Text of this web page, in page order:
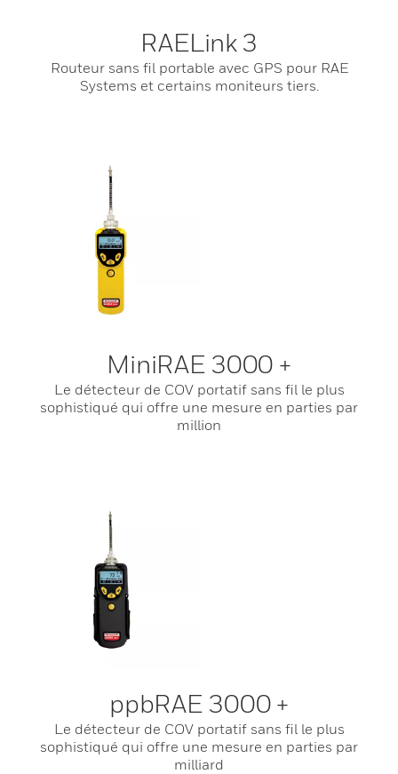
RAELink 3
Routeur sans fil portable avec GPS pour RAE
Systems et certains moniteurs tiers.
MiniRAE 3000 +
Le détecteur de COV portatif sans fil le plus
sophistiqué qui offre une mesure en parties par
million
ppbRAE 3000 +
Le détecteur de COV portatif sans fil le plus
sophistiqué qui offre une mesure en parties par
milliard